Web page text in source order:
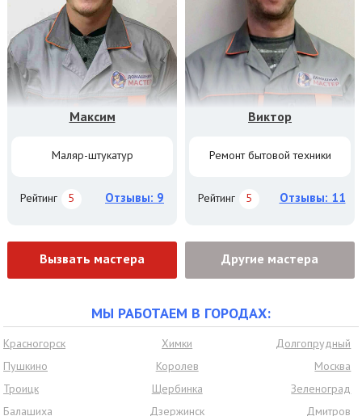
Максим
Маляр-штукатур
Рейтинг 5 Отзывы: 9
Виктор
Ремонт бытовой техники
Рейтинг 5 Отзывы: 11
Вызвать мастера Другие мастера
МЫ РАБОТАЕМ В ГОРОДАХ:
Красногорск Химки
Долгопрудный
Пушкино
Королев
Москва
Троицк
Щербинка
Зеленоград
Балашиха
Дзержинск
Дмитров